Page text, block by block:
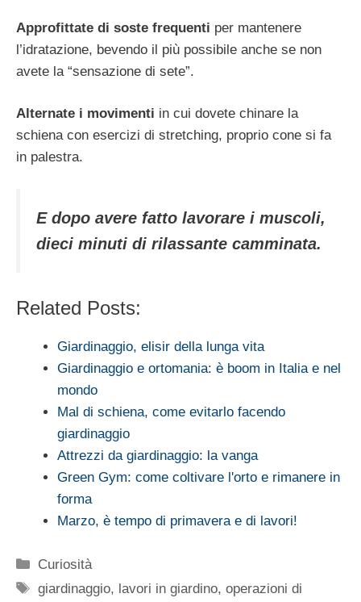
Approfittate di soste frequenti per mantenere
l’idratazione, bevendo il più possibile anche se non
avete la “sensazione di sete”.
Alternate i movimenti in cui dovete chinare la
schiena con esercizi di stretching, proprio cone si fa
in palestra.
E dopo avere fatto lavorare i muscoli,
dieci minuti di rilassante camminata.
Related Posts:
Giardinaggio, elisir della lunga vita
Giardinaggio e ortomania: è boom in Italia e nel
mondo
Mal di schiena, come evitarlo facendo
giardinaggio
Attrezzi da giardinaggio: la vanga
Green Gym: come coltivare l'orto e rimanere in
forma
Marzo, è tempo di primavera e di lavori!
Categorie
Curiosità
Tag
giardinaggio, lavori in giardino,operazioni di